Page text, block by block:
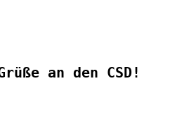
an den CSD!